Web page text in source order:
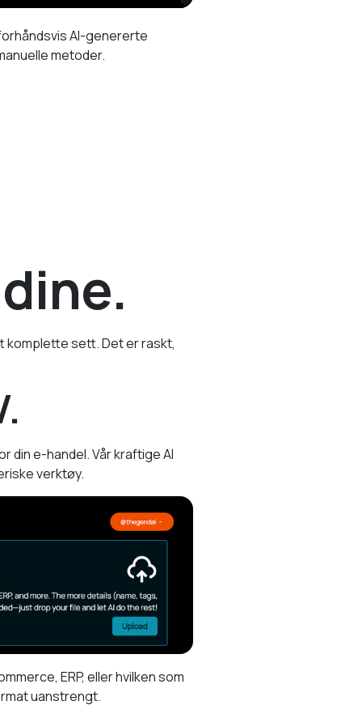
AI-genererte
metoder.
komplette sett. Det er raskt,
e-handel. Vår kraftige AI
verktøy.
ERP, eller hvilken som
uanstrengt.